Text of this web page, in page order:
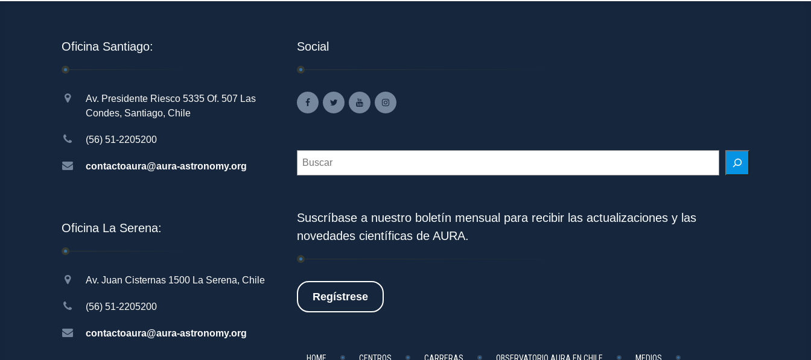
Oficina Santiago:
Av. Presidente Riesco 5335 Of. 507 Las
Condes, Santiago, Chile
(56) 51-2205200
contactoaura@aura-astronomy.org
Oficina La Serena:
Av. Juan Cisternas 1500 La Serena, Chile
(56) 51-2205200
contactoaura@aura-astronomy.org
Social
Search
Suscríbase a nuestro boletín mensual para recibir las actualizaciones y las
novedades científicas de AURA.
Regístrese